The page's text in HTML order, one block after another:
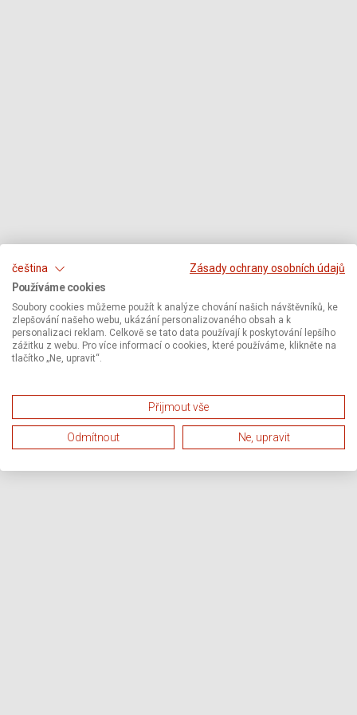
čeština
Zásady ochrany osobních údajů
Používáme cookies
Soubory cookies můžeme použít k analýze chování našich návštěvníků, ke
zlepšování našeho webu, ukázání personalizovaného obsah a k
personalizaci reklam. Celkově se tato data používají k poskytování lepšího
zážitku z webu. Pro více informací o cookies, které používáme, klikněte na
tlačítko „Ne, upravit“.
Přijmout vše
Odmítnout Ne, upravit